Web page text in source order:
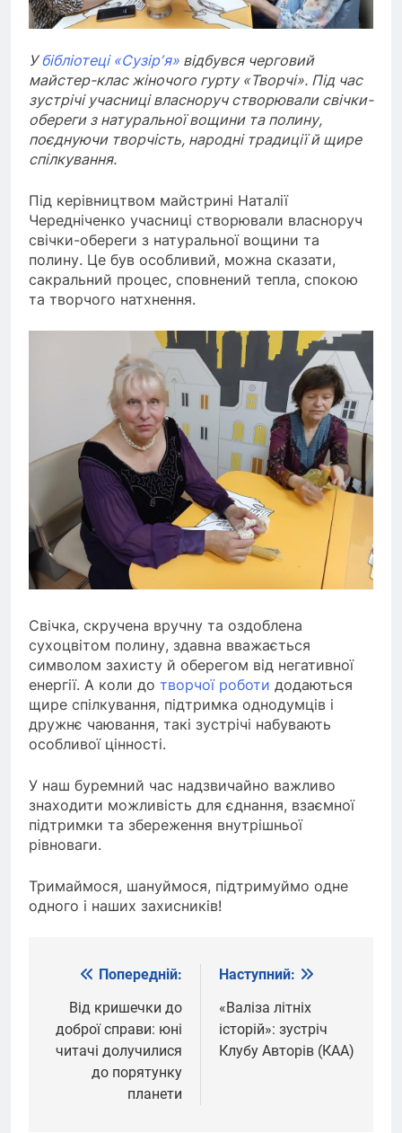
Убібліотеці «Сузірʼя» відбувся черговий
майстер-клас жіночого гурту «Творчі». Під час
зустрічі учасниці власноруч створювали свічки-
обереги з натуральної вощини та полину,
поєднуючи творчість, народні традиції й щире
спілкування.
Під керівництвом майстрині Наталії
Чередніченко учасниці створювали власноруч
свічки-обереги з натуральної вощини та
полину. Це був особливий, можна сказати,
сакральний процес, сповнений тепла, спокою
та творчого натхнення.
Свічка, скручена вручну та оздоблена
сухоцвітом полину, здавна вважається
символом захисту й оберегом від негативної
енергії. А коли до творчої роботи додаються
щире спілкування, підтримка однодумців і
дружнє чаювання, такі зустрічі набувають
особливої цінності.
У наш буремний час надзвичайно важливо
знаходити можливість для єднання, взаємної
підтримки та збереження внутрішньої
рівноваги.
Тримаймося, шануймося, підтримуймо одне
одного і наших захисників!
Навігація
записів
Попередній:
Від кришечки до
доброї справи: юні
читачі долучилися
до порятунку
планети
Наступний:
«Валіза літніх
історій»: зустріч
Клубу Авторів (КАА)